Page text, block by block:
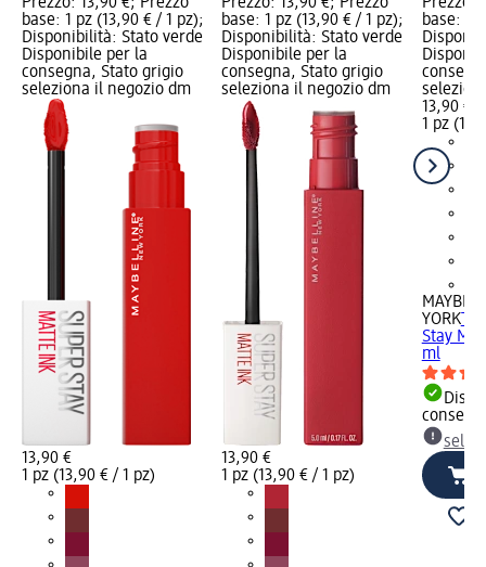
base: 1 pz (13,90 € / 1 pz);
Disponibilità: Stato verde
Disponibile per la
consegna, Stato grigio
seleziona il negozio dm
13,90 €
1 pz (13,90 € / 1 pz)
base: 1 pz (13,90 € / 1 pz);
Disponibilità: Stato verde
Disponibile per la
consegna, Stato grigio
seleziona il negozio dm
13,90 €
1 pz (13,90 € / 1 pz)
base: 1
13,90 €
1 pz
YORK
Stay
ml